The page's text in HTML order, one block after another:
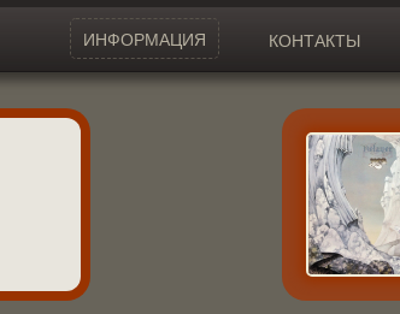
ИНФОРМАЦИЯ КОНТАКТЫ